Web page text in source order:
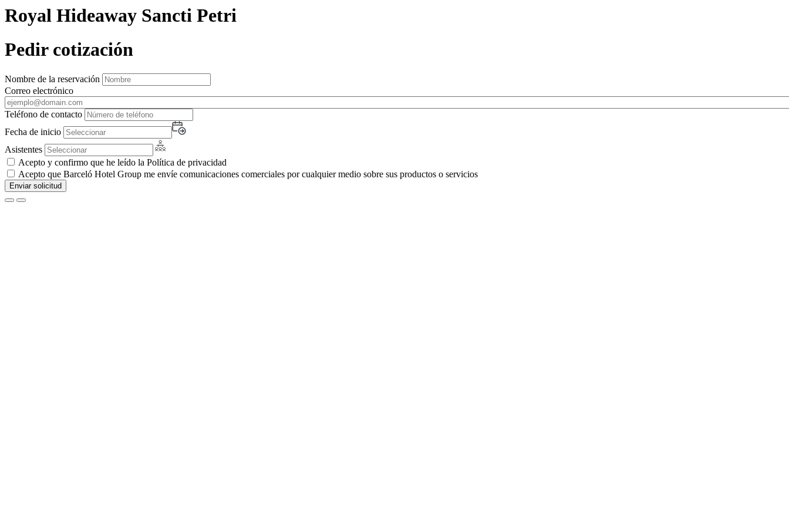
Royal Hideaway Sancti Petri
Pedir cotización
Nombre de la reservación
Correo electrónico
Teléfono de contacto
Fecha de inicio
Asistentes
Acepto y confirmo que he leído la Política de privacidad
Acepto que Barceló Hotel Group me envíe comunicaciones comerciales por cualquier medio sobre sus productos o servicios
Enviar solicitud